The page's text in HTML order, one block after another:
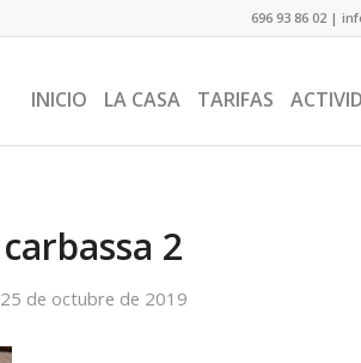
696 93 86 02 |
INICIO LA CASA TARIFAS
carbassa 2
25 de octubre de 2019